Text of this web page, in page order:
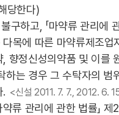
당한다)
구하고, 「마약류 관리에
목에 따른 마약류제조업
향정신성의약품 및 이를
하는 경우 그 수탁자의 범
. <신설 2011. 7. 7., 2012. 6.
약류 관리에 관한 법률」